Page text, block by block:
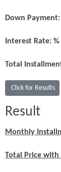
Down Payment:
Interest Rate: %
Total
Result
Monthly
Total Price with